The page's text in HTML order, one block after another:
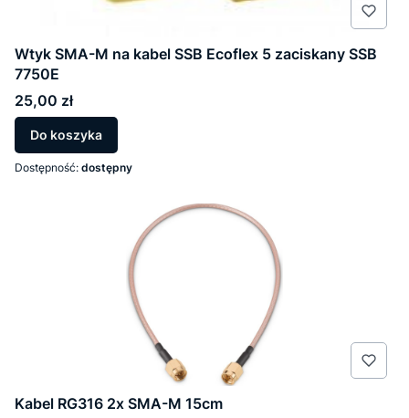
Wtyk SMA-M na kabel SSB Ecoflex 5 zaciskany SSB
7750E
Cena
25,00 zł
Do koszyka
Dostępność: dostępny
Kabel RG316 2x SMA-M 15cm